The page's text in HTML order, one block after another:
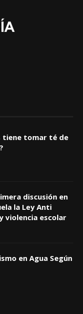
tiene tomar té de
discusión en
la Ley Anti
violencia escolar
en Agua Según